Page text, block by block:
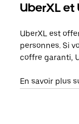
UberXL et
UberXL est
personnes. Si
coffre garanti,
En savoir plus